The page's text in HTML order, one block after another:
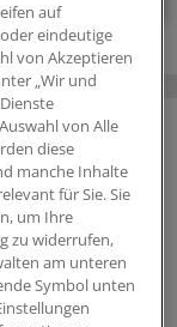
„Krankheit
der
auf
eindeutige
von Akzeptieren
„Wir und
von Alle
diese
manche Inhalte
für Sie. Sie
um Ihre
zu widerrufen,
am unteren
Symbol unten